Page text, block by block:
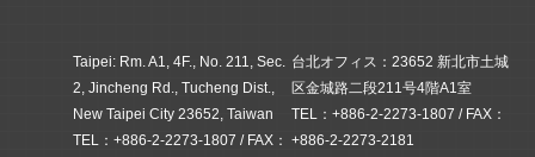
台北オフィス：23652 新北市土城
区金城路二段211号4階A1室
TEL：+886-2-2273-1807 / FAX：
+886-2-2273-2181
Taipei: Rm. A1, 4F., No. 211, Sec.
2, Jincheng Rd., Tucheng Dist.,
New Taipei City 23652, Taiwan
TEL：+886-2-2273-1807 / FAX：